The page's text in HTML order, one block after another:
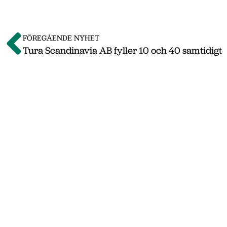
FÖREGÅENDE NYHET
Tura Scandinavia AB fyller 10 och 40 samtidigt